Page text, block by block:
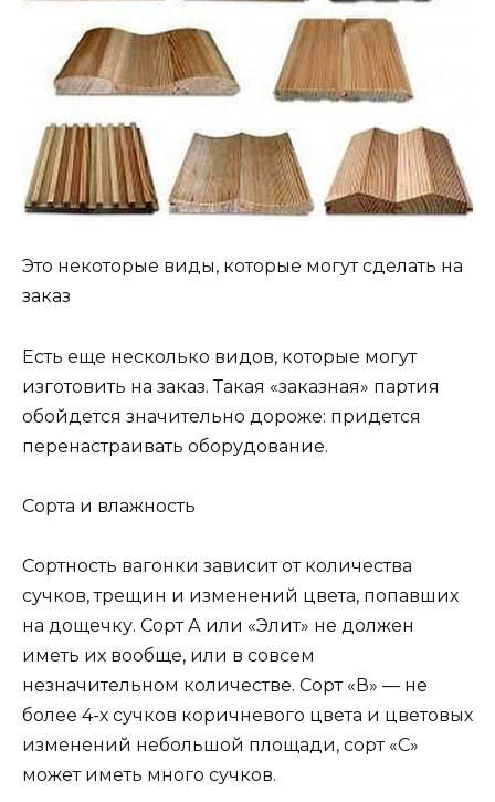
Это некоторые виды, которые могут сделать на
заказ
Есть еще несколько видов, которые могут
изготовить на заказ. Такая «заказная» партия
обойдется значительно дороже: придется
перенастраивать оборудование.
Сорта и влажность
Сортность вагонки зависит от количества
сучков, трещин и изменений цвета, попавших
на дощечку. Сорт А или «Элит» не должен
иметь их вообще, или в совсем
незначительном количестве. Сорт «В» — не
более 4-х сучков коричневого цвета и цветовых
изменений небольшой площади, сорт «С»
может иметь много сучков.